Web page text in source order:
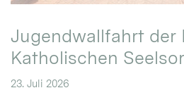
Jugendwallfahrt der
Katholischen
23. Juli 2026